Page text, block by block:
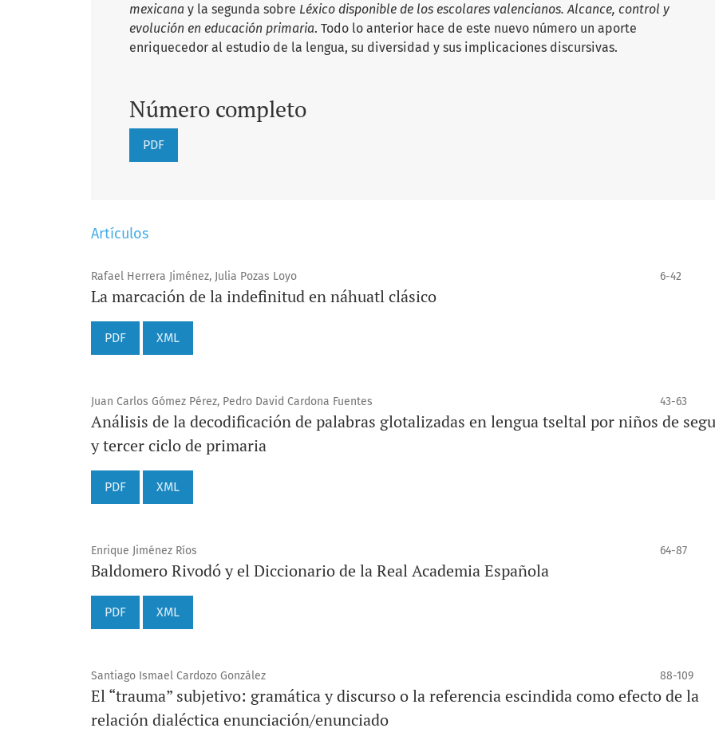
mexicana y la segunda sobre Léxico disponible de los escolares valencianos. Alcance, control y
evolución en educación primaria. Todo lo anterior hace de este nuevo número un aporte
enriquecedor al estudio de la lengua, su diversidad y sus implicaciones discursivas.
Número completo
PDF
Artículos
Rafael Herrera Jiménez, Julia Pozas Loyo 6-42
La marcación de la indefinitud en náhuatl clásico
PDF XML
Juan Carlos Gómez Pérez, Pedro David Cardona Fuentes 43-63
Análisis de la decodificación de palabras glotalizadas en lengua tseltal por niños de
y tercer ciclo de primaria
PDF XML
Enrique Jiménez Ríos 64-87
Baldomero Rivodó y el Diccionario de la Real Academia Española
PDF XML
Santiago Ismael Cardozo González 88-109
El “trauma” subjetivo: gramática y discurso o la referencia escindida como efecto de la
relación dialéctica enunciación/enunciado